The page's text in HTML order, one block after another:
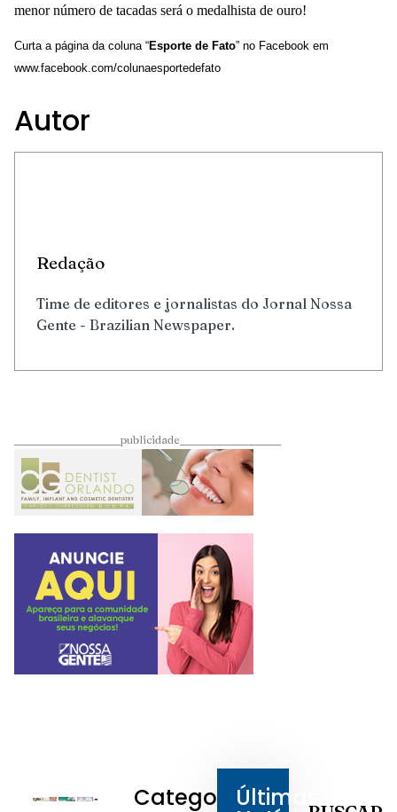
menor número de tacadas será o medalhista de ouro!
Curta a página da coluna “Esporte de Fato” no Facebook em
www.facebook.com/colunaesportedefato
Autor
Redação
Time de editores e jornalistas do Jornal Nossa
Gente - Brazilian Newspaper.
____________________publicidade___________________
CategoriasÚltimas